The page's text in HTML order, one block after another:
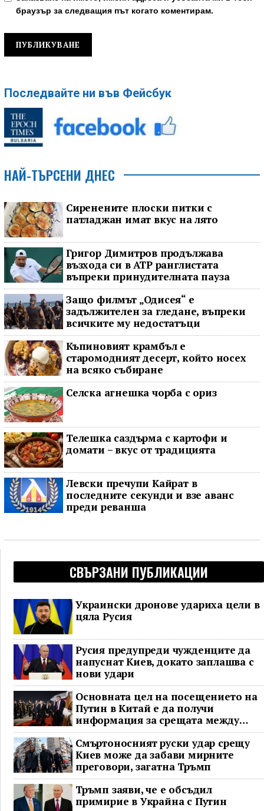
браузър за следващия път когато коментирам.
Последвайте ни във Фейсбук
НАЙ-ТЪРСЕНИ ДНЕС
Сиренените плоски питки с
патладжан имат вкус на лято
Григор Димитров продължава
възхода си в ATP ранглистата
въпреки принудителната пауза
Защо филмът „Одисея“ е
задължителен за гледане, въпреки
всичките му недостатъци
Къпиновият крамбъл е
старомодният десерт, който носех
на всяко събиране
Селска агнешка чорба с ориз
Телешка саздърма с картофи и
домати – вкус от традицията
Левски пречупи Кайрат в
последните секунди и взе аванс
преди реванша
СВЪРЗАНИ ПУБЛИКАЦИИ
Украински дронове удариха цели в
цяла Русия
Русия предупреди чужденците да
напуснат Киев, докато заплашва с
нови удари
Основната цел на посещението на
Путин в Китай е да получи
информация за срещата между
Доналд Тръмп и Си Дзинпин
Смъртоносният руски удар срещу
Киев може да забави мирните
преговори, загатна Тръмп
Тръмп заяви, че е обсъдил
примирие в Украйна с Путин